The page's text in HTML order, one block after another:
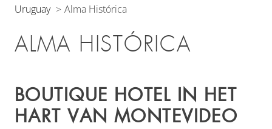
Uruguay
Alma Histórica
ALMA HISTÓRICA
BOUTIQUE HOTEL IN HET
HART VAN MONTEVIDEO